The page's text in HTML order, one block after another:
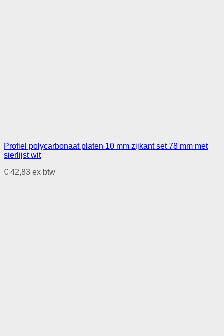
Profiel polycarbonaat platen 10 mm zijkant set 78 mm met
sierlijst wit
€ 42,83 ex btw